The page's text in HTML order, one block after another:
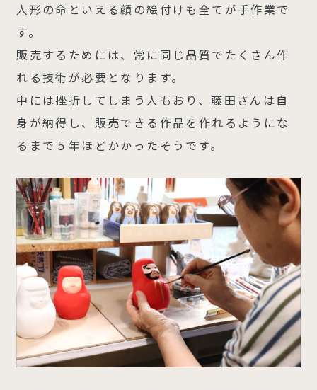
人形の命といえる顔の絵付けも全てが手作業で
す。
販売するためには、常に同じ品質でたくさん作
れる技術が必要となります。
中には挫折してしまう人もおり、藤田さんは自
身が納得し、販売できる作品を作れるようにな
るまで５年ほどかかったそうです。